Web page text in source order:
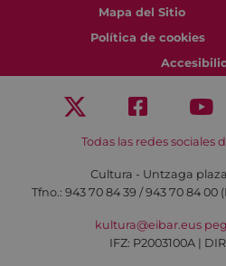
Mapa del Sitio
Política de cookies
Todas las redes sociales
Cultura - Untzaga
Tfno.: 943 70 84 39 / 943 70 84 00
kultura@eibar.eus
IFZ: P2003100A |